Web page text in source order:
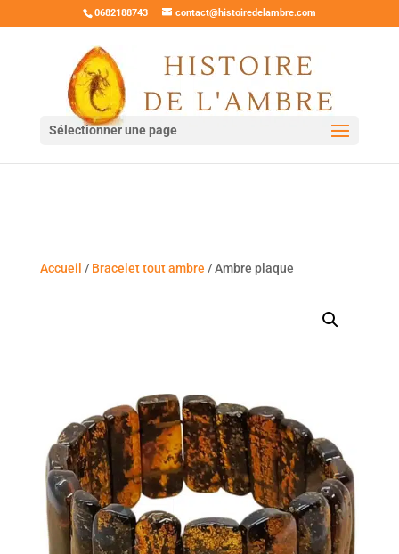
0682188743 contact@histoiredelambre.com
Sélectionner une page
Accueil / Bracelet tout ambre / Ambre plaque